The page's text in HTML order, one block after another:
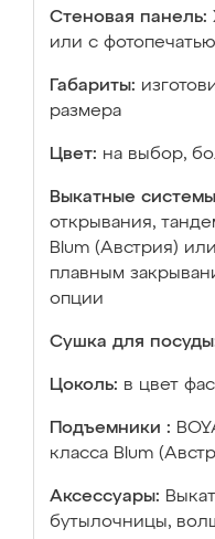
Стеновая панель:
или с фотопечатью
Габариты:
размера
Цвет: на выбор,
Выкатные
открывания,
Blum (Австрия)
плавным
опции
Сушка для
Цоколь: в цвет
Подъемники :
класса Blum
Аксессуары:
бутылочницы,